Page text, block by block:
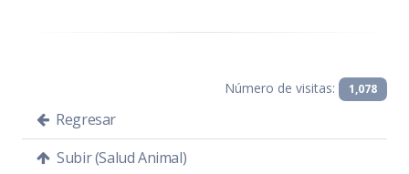
Número de visitas: 1,078
Regresar
Subir (Salud Animal)